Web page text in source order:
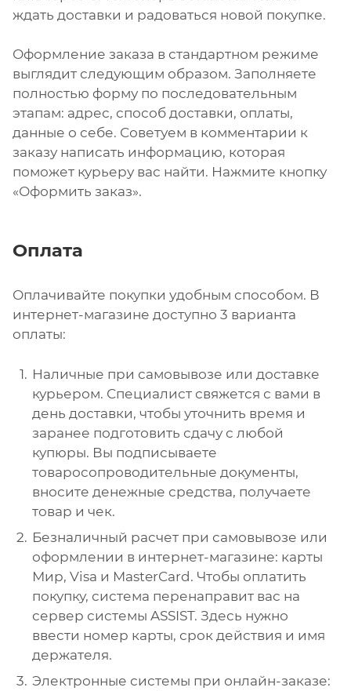
ждать доставки и радоваться новой покупке.
Оформление заказа в стандартном режиме
выглядит следующим образом. Заполняете
полностью форму по последовательным
этапам: адрес, способ доставки, оплаты,
данные о себе. Советуем в комментарии к
заказу написать информацию, которая
поможет курьеру вас найти. Нажмите кнопку
«Оформить заказ».
Оплата
Оплачивайте покупки удобным способом. В
интернет-магазине доступно 3 варианта
оплаты:
Наличные при самовывозе или доставке
курьером. Специалист свяжется с вами в
день доставки, чтобы уточнить время и
заранее подготовить сдачу с любой
купюры. Вы подписываете
товаросопроводительные документы,
вносите денежные средства, получаете
товар и чек.
Безналичный расчет при самовывозе или
оформлении в интернет-магазине: карты
Мир, Visa и MasterCard. Чтобы оплатить
покупку, система перенаправит вас на
сервер системы ASSIST. Здесь нужно
ввести номер карты, срок действия и имя
держателя.
Электронные системы при онлайн-заказе: